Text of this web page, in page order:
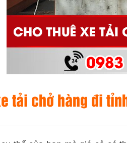
tải chở hàng đi